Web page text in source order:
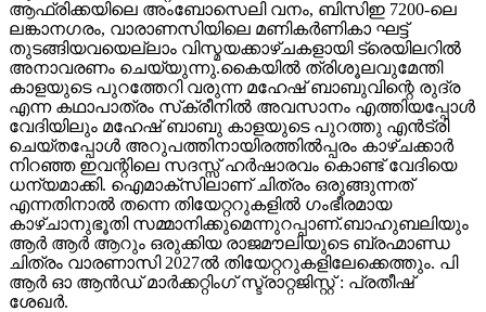
ആഫ്രിക്കയിലെ അംബോസെലി വനം, ബിസിഇ 7200-ലെ
ലങ്കാനഗരം, വാരാണസിയിലെ മണികര്‍ണികാ ഘട്ട്
തുടങ്ങിയവയെല്ലാം വിസ്മയക്കാഴ്ചകളായി ട്രെയിലറില്‍
അനാവരണം ചെയ്യുന്നു.കൈയില്‍ ത്രിശൂലവുമേന്തി
കാളയുടെ പുറത്തേറി വരുന്ന മഹേഷ് ബാബുവിന്റെ രുദ്ര
എന്ന കഥാപാത്രം സ്‌ക്രീനിൽ അവസാനം എത്തിയപ്പോൾ
വേദിയിലും മഹേഷ് ബാബു കാളയുടെ പുറത്തു എൻട്രി
ചെയ്തപ്പോൾ അറുപത്തിനായിരത്തിൽപ്പരം കാഴ്ചക്കാർ
നിറഞ്ഞ ഇവന്റിലെ സദസ്സ് ഹർഷാരവം കൊണ്ട് വേദിയെ
ധന്യമാക്കി. ഐമാക്‌സിലാണ് ചിത്രം ഒരുങ്ങുന്നത്
എന്നതിനാല്‍ തന്നെ തിയേറ്ററുകളില്‍ ഗംഭീരമായ
കാഴ്ചാനുഭൂതി സമ്മാനിക്കുമെന്നുറപ്പാണ്.ബാഹുബലിയും
ആർ ആർ ആറും ഒരുക്കിയ രാജമൗലിയുടെ ബ്രഹ്മാണ്ഡ
ചിത്രം വാരണാസി 2027ൽ തിയേറ്ററുകളിലേക്കെത്തും. പി
ആർ ഓ ആൻഡ് മാർക്കറ്റിംഗ് സ്ട്രാറ്റജിസ്റ്റ് : പ്രതീഷ്
ശേഖർ.